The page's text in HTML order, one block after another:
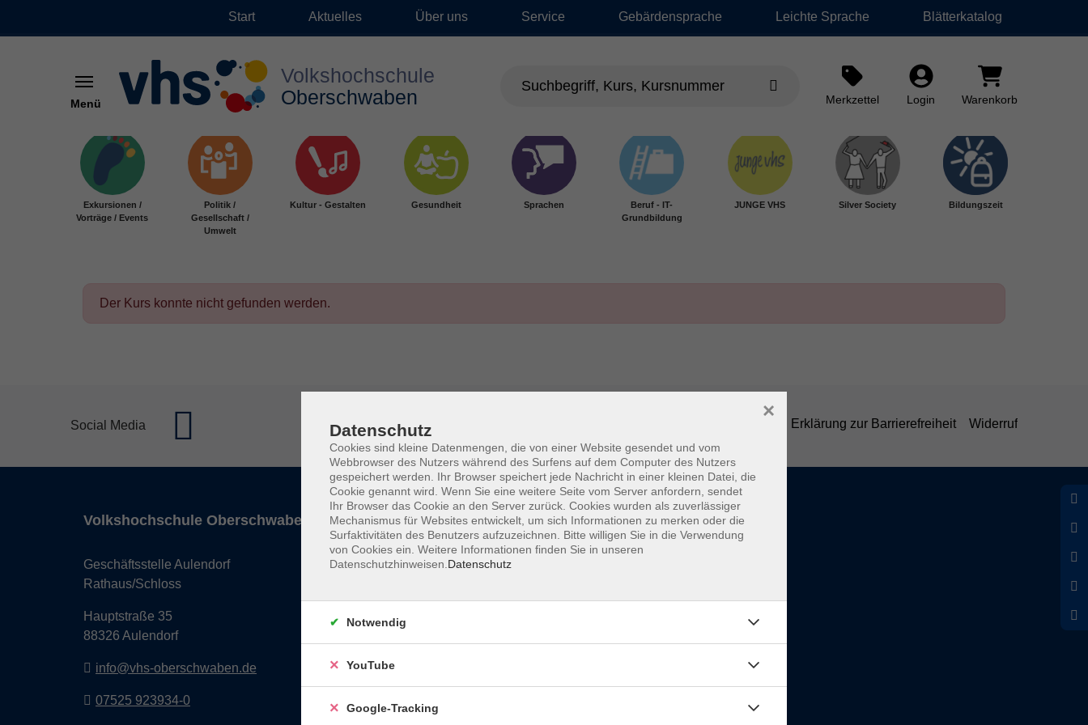
Zum Hauptinhalt springen
Start Aktuelles Über uns Service Gebärdensprache Leichte Sprache Blätterkatalog
Menü Merkzettel Login Warenkorb
Exkursionen /
Vorträge / Events
Politik /
Gesellschaft /
Umwelt
Kultur - Gestalten Gesundheit Sprachen
Beruf - IT-
Grundbildung
JUNGE VHS Silver Society Bildungszeit
Der Kurs konnte nicht gefunden werden.
Social Media AGB Erklärung zur Barrierefreiheit Widerruf
Volkshochschule Oberschwaben
Geschäftsstelle Aulendorf
Rathaus/Schloss
Hauptstraße 35
88326 Aulendorf
info@vhs-oberschwaben.de
07525 923934-0
Öffnungszeiten Aulendorf
Mo
Di
Mi
09:00 - 12:00 Uhr
09:00 - 12:00 Uhr
09:00 - 12:00 Uhr
Datenschutz
Cookies sind kleine Datenmengen, die von einer Website gesendet und vom
Webbrowser des Nutzers während des Surfens auf dem Computer des Nutzers
gespeichert werden. Ihr Browser speichert jede Nachricht in einer kleinen Datei, die
Cookie genannt wird. Wenn Sie eine weitere Seite vom Server anfordern, sendet
Ihr Browser das Cookie an den Server zurück. Cookies wurden als zuverlässiger
Mechanismus für Websites entwickelt, um sich Informationen zu merken oder die
Surfaktivitäten des Benutzers aufzuzeichnen. Bitte willigen Sie in die Verwendung
von Cookies ein. Weitere Informationen finden Sie in unseren
Datenschutzhinweisen. Datenschutz
×
Notwendig
YouTube
Google-Tracking